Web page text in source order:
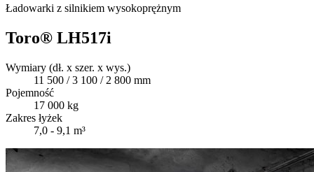
Ładowarki z silnikiem wysokoprężnym
Toro® LH517i
Wymiary (dł. x szer. x wys.)
11 500 / 3 100 / 2 800 mm
Pojemność
17 000 kg
Zakres łyżek
7,0 - 9,1 m³